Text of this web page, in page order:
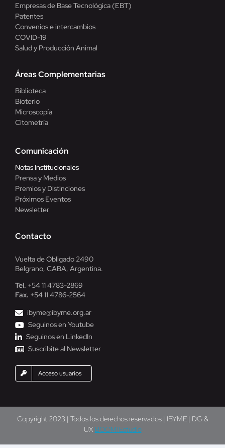
Empresas de Base Tecnológica (EBT)
Patentes
Convenios e intercambios
COVID-19
Salud y Producción Animal
Áreas Complementarias
Biblioteca
Bioterio
Microscopía
Citometría
Comunicación
Notas Institucionales
Prensa y Medios
Premios y Distinciones
Próximos Eventos
Newsletter
Contacto
Vuelta de Obligado 2490
Belgrano, CABA, Argentina.
Tel. +54 11 4783-2869
Fax. +54 11 4786-2564
ibyme@ibyme.org.ar
Seguinos en Youtube
Seguinos en LinkedIn
Suscribite al Newsletter
Acceso usuarios
Copyright 2023 | Todos los derechos reservados | IBYME | DG &
UX BOOM! Estudio